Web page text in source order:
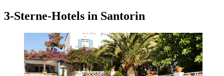
3-Sterne-Hotels in Santorin